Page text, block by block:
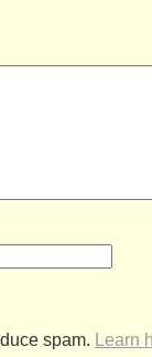
spam.
Learn